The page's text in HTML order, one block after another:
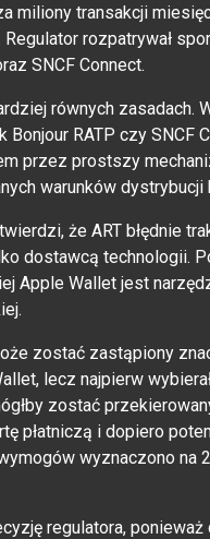
miliony transakcji
rozpatrywał
SNCF Connect.
równych zasadach.
RATP czy SNCF
przez prostszy
warunków dystrybucji
że ART błędnie
dostawcą technologii.
Apple Wallet jest
zostać zastąpiony
lecz najpierw
zostać
płatniczą i dopiero
wyznaczono na
regulatora,